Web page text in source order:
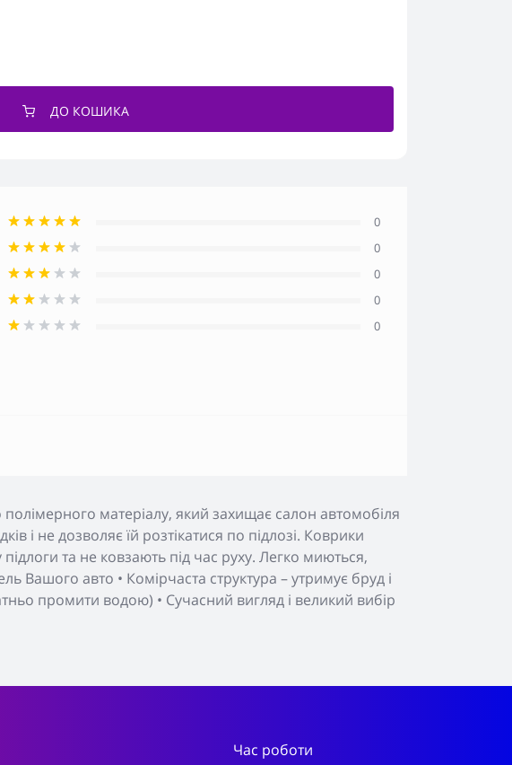
ДО КОШИКА
матеріалу, який захищає салон автомобіля
і не дозволяє їй розтікатися по підлозі. Коврики
та не ковзають під час руху. Легко миються,
Вашого авто • Комірчаста структура – утримує бруд і
промити водою) • Сучасний вигляд і великий вибір
0
0
0
0
0
Час роботи